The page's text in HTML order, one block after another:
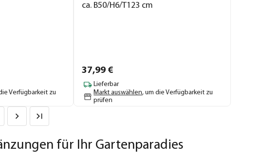
Verfügbarkeit zu
ca. B50/H6/T123 cm
37,99 €
Lieferbar
Markt auswählen, um die Verfügbarkeit zu
prüfen
für Ihr Gartenparadies